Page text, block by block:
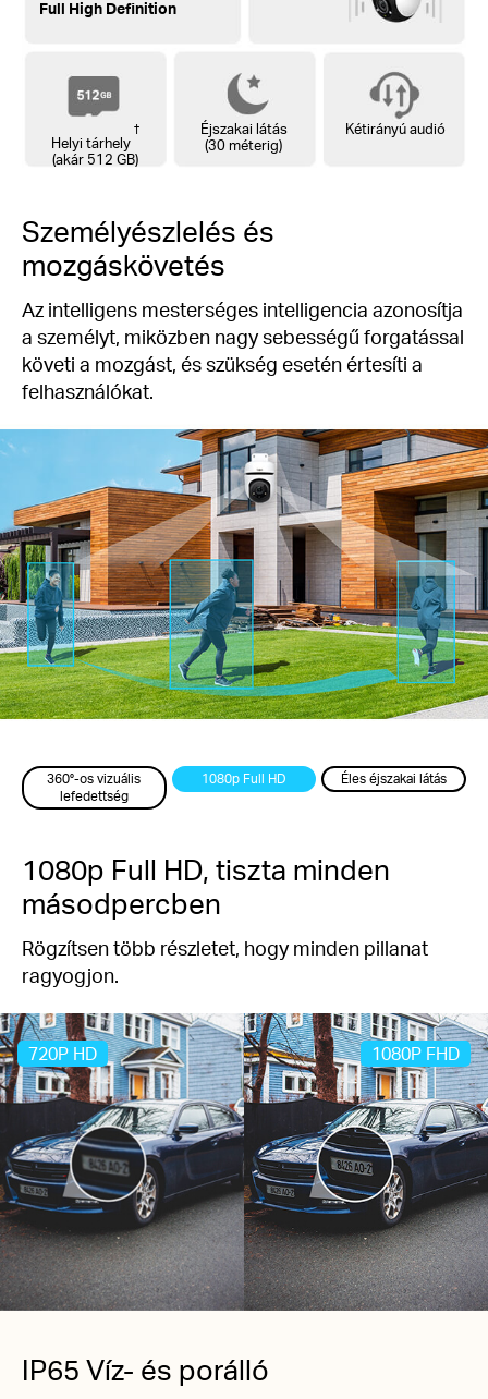
Full High Definition
Helyi tárhely
†
(akár 512 GB)
Éjszakai látás
(30 méterig)
Kétirányú audió
Személyészlelés és
mozgáskövetés
Az intelligens mesterséges intelligencia azonosítja
a személyt, miközben nagy sebességű forgatással
követi a mozgást, és szükség esetén értesíti a
felhasználókat.
360°-os vizuális
lefedettség
1080p Full HD Éles éjszakai látás
1080p Full HD, tiszta minden
másodpercben
Rögzítsen több részletet, hogy minden pillanat
ragyogjon.
720P HD 1080P FHD
IP65 Víz- és porálló